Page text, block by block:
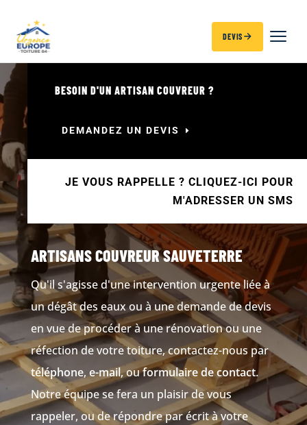
DEVIS
BESOIN D'UN ARTISAN COUVREUR ?
DEMANDEZ UN DEVIS
JE VOUS RAPPELLE ? CLIQUEZ-ICI POUR
M'ADRESSER UN SMS
ARTISANS COUVREUR SAUVETERRE
Qu'il s'agisse d'une intervention urgente liée à
un dégât des eaux ou à une demande de devis
en vue de procéder à une rénovation ou une
réfection de votre toiture, contactez-nous par
téléphone, e-mail, ouformulaire de contact.
Notre équipe se fera un plaisir de vous
rappeler, ou de répondre par écrit à votre